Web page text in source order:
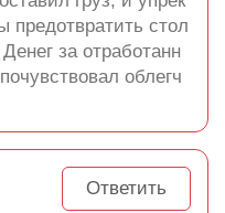
стол
за отработанн
облегч
Ответить